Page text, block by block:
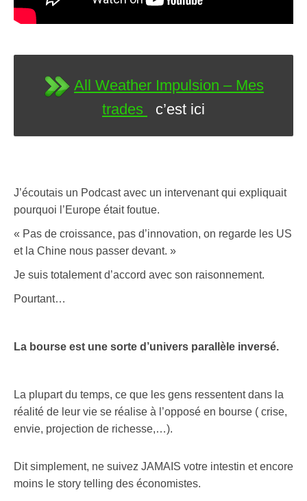
All Weather Impulsion – Mes
trades
c’est ici
J’écoutais un Podcast avec un intervenant qui expliquait
pourquoi l’Europe était foutue.
« Pas de croissance, pas d’innovation, on regarde les US
et la Chine nous passer devant. »
Je suis totalement d’accord avec son raisonnement.
Pourtant…
La bourse est une sorte d’univers parallèle inversé.
La plupart du temps, ce que les gens ressentent dans la
réalité de leur vie se réalise à l’opposé en bourse ( crise,
envie, projection de richesse,…).
Dit simplement, ne suivez JAMAIS votre intestin et encore
moins le story telling des économistes.